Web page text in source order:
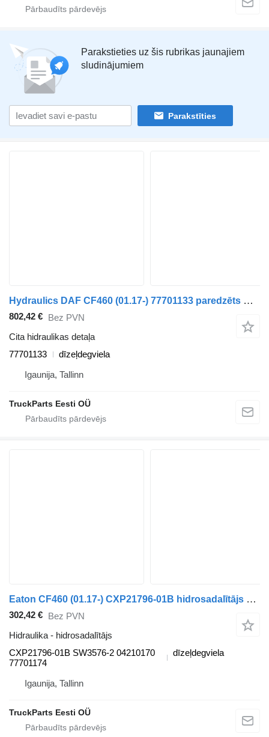
Parakstieties uz šis rubrikas jaunajiem
sludinājumiem
Parakstīties
Hydraulics DAF CF460 (01.17-) 77701133 paredzēts DAF CF450, CF460 (2017-) vilcēja
802,42 € Bez PVN
Cita hidraulikas detaļa
77701133
dīzeļdegviela
Igaunija, Tallinn
TruckParts Eesti OÜ
Eaton CF460 (01.17-) CXP21796-01B hidrosadalītājs paredzēts DAF CF450, CF460 (2017-) vilcēja
302,42 € Bez PVN
Hidraulika - hidrosadalītājs
CXP21796-01B SW3576-2 04210170
77701174
dīzeļdegviela
Igaunija, Tallinn
TruckParts Eesti OÜ